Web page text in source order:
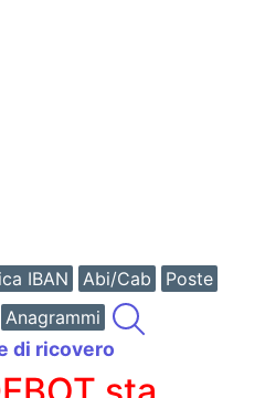
IBAN Abi/Cab
Poste
Anagrammi
di ricovero